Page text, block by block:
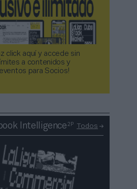
click aquí y accede sin
límites a contenidos y
eventos para Socios!​​​​​​​
Intelligence2P Todos